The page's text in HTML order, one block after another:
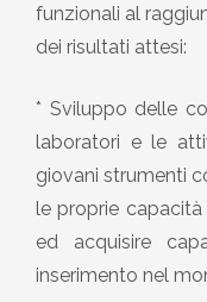
funzionali al
dei risultati attesi:
* Sviluppo delle
laboratori e le
giovani strumenti
le proprie capacità
ed acquisire
inserimento nel